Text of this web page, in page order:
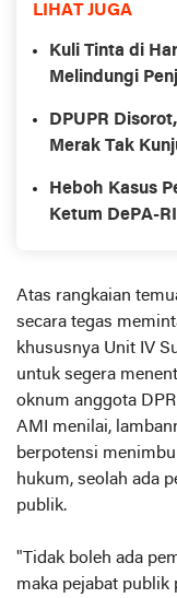
LIHAT JUGA
Kuli Tinta di
Melindungi
DPUPR
Merak Tak
Heboh Kasus
Ketum DePA-
Atas rangkaian
secara tegas
khususnya Unit IV
untuk segera
oknum anggota
AMI menilai,
berpotensi
hukum, seolah ada
publik.
"Tidak boleh ada
maka pejabat publik